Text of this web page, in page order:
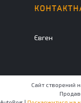
Євген
Сайт створений